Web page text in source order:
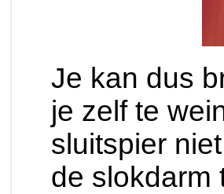
Je kan dus
je zelf te
sluitspier
de slokdarm